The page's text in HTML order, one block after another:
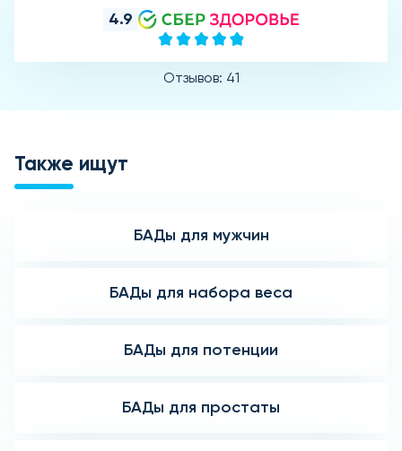
4.9
Отзывов: 41
Также ищут
БАДы для мужчин
БАДы для набора веса
БАДы для потенции
БАДы для простаты